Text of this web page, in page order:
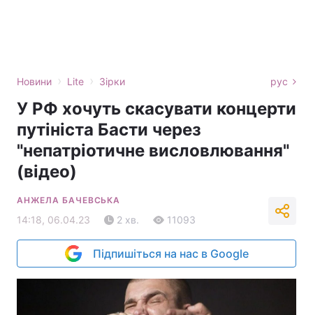
Новини › Lite › Зірки рус
У РФ хочуть скасувати концерти
путініста Басти через
"непатріотичне висловлювання"
(відео)
АНЖЕЛА БАЧЕВСЬКА
14:18, 06.04.23 2 хв. 11093
Підпишіться на нас в Google